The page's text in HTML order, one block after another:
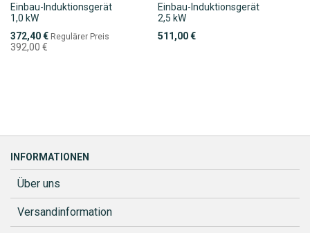
Einbau-Induktionsgerät
1,0 kW
Sonderpreis
372,40 € Regulärer Preis
392,00 €
Einbau-Induktionsgerät
2,5 kW
511,00 €
INFORMATIONEN
Über uns
Versandinformation